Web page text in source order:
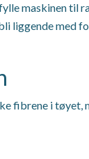
maskinen til
liggende med
fibrene i tøyet,